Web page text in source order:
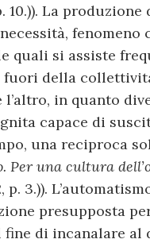
La produzione
fenomeno
quali si assiste
fuori della
in quanto
capace di
una reciproca
Per una cultura
p. 3.)).
presupposta
di incanalare